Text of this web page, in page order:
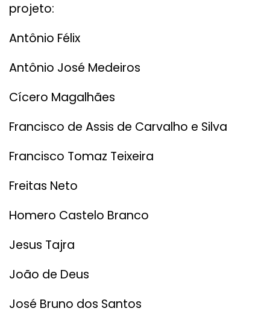
projeto:
Antônio Félix
Antônio José Medeiros
Cícero Magalhães
Francisco de Assis de Carvalho e Silva
Francisco Tomaz Teixeira
Freitas Neto
Homero Castelo Branco
Jesus Tajra
João de Deus
José Bruno dos Santos